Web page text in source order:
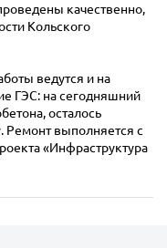
качественно,
Кольского
ведутся и на
ГЭС: на сегодняшний
осталось
Ремонт выполняется с
«Инфраструктура